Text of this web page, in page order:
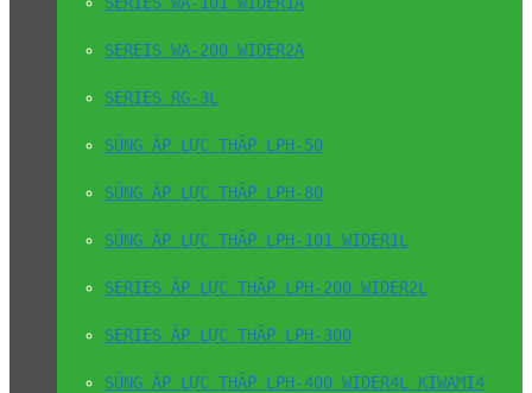
SEREIS WA-200 WIDER2A
SERIES RG-3L
SÚNG ÁP LỰC THẤP LPH-50
SÚNG ÁP LỰC THẤP LPH-80
SÚNG ÁP LỰC THẤP LPH-101 WIDER1L
SERIES ÁP LỰC THẤP LPH-200 WIDER2L
SERIES ÁP LỰC THẤP LPH-300
SÚNG ÁP LỰC THẤP LPH-400 WIDER4L KIWAMI4